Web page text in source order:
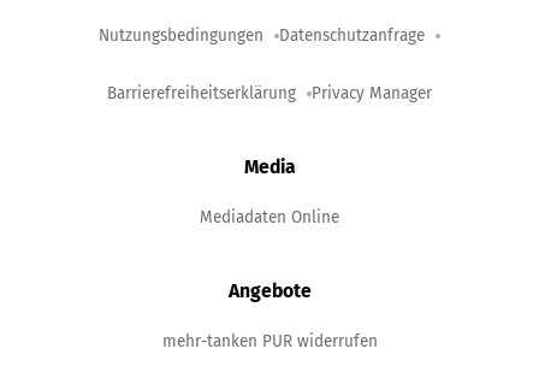
Nutzungsbedingungen Datenschutzanfrage
Barrierefreiheitserklärung Privacy Manager
Media
Mediadaten Online
Angebote
mehr-tanken PUR widerrufen